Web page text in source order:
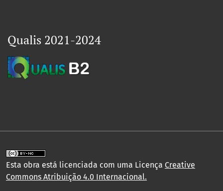
Qualis 2021-2024
Esta obra está licenciada com uma Licença Creative
Commons Atribuição 4.0 Internacional.